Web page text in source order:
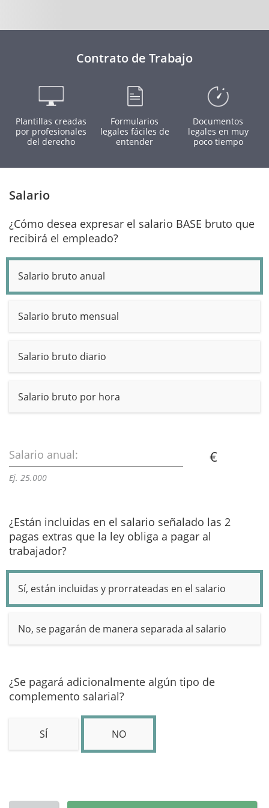
Contrato de Trabajo
Plantillas creadas
por profesionales
del derecho
Formularios
legales fáciles de
entender
Documentos
legales en muy
poco tiempo
Salario
¿Cómo desea expresar el salario BASE bruto que
recibirá el empleado?
Salario bruto anual
Salario bruto mensual
Salario bruto diario
Salario bruto por hora
Salario anual: €
Ej. 25.000
¿Están incluidas en el salario señalado las 2
pagas extras que la ley obliga a pagar al
trabajador?
Sí, están incluidas y prorrateadas en el salario
No, se pagarán de manera separada al salario
¿Se pagará adicionalmente algún tipo de
complemento salarial?
SÍ NO